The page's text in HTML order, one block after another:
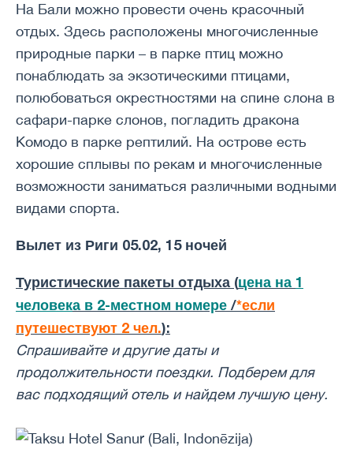
На Бали можно провести очень красочный
отдых. Здесь расположены многочисленные
природные парки – в парке птиц можно
понаблюдать за экзотическими птицами,
полюбоваться окрестностями на спине слона в
сафари-парке слонов, погладить дракона
Комодо в парке рептилий. На острове есть
хорошие сплывы по рекам и многочисленные
возможности заниматься различными водными
видами спорта.
Вылет из Риги 05.02, 15 ночей
Туристические пакеты отдыха (цена на 1
человека в 2-местном номере /*если
путешествуют 2 чел.):
Спрашивайте и другие даты и ​​
продолжительности поездки. Подберем для
вас подходящий отель и найдем лучшую цену.